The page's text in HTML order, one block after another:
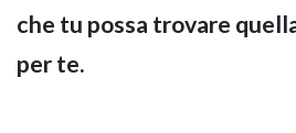
che tu possa trovare
per te.